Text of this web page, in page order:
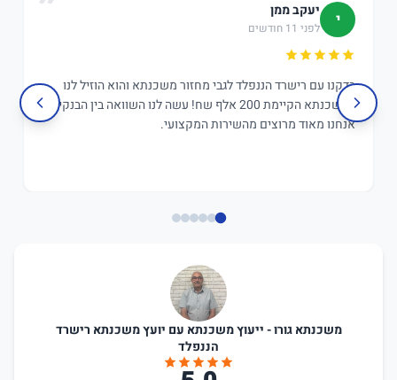
י יעקב ממן
לפני 11 חודשים
בדקנו עם רישרד הננפלד לגבי מחזור משכנתא והוא הוזיל לנו
במשכנתא הקיימת 200 אלף שח! עשה לנו השוואה בין הבנקים,
אנחנו מאוד מרוצים מהשירות המקצועי.
משכנתא גורו - ייעוץ משכנתא עם יועץ משכנתא רישרד
הננפלד